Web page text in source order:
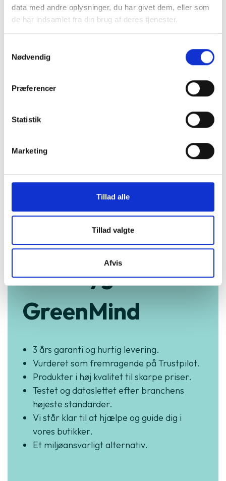
data med andre oplysninger, du har givet dem, eller som
de har indsamlet fra din brug af deres tjenester.
Nødvendig
Præferencer
Statistik
Marketing
Tillad alle
Tillad valgte
Afvis
Cover iPhone 12/12 Pro Flip Cover iPhone
Køb trygt hos
GreenMind
3 års garanti og hurtig levering.
Vurderet som fremragende på Trustpilot.
Produkter i høj kvalitet til skarpe priser.
Testet og dataslettet efter branchens
højeste standarder.
Vi står klar til at hjælpe og guide dig i
vores butikker.
Et miljøansvarligt alternativ.